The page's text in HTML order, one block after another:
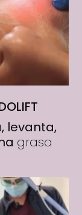
levanta,
grasa